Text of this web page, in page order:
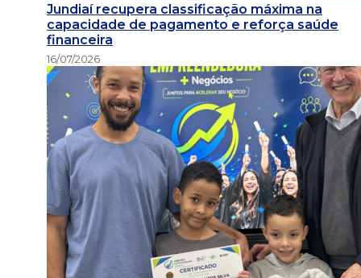
Jundiaí recupera classificação máxima na
capacidade de pagamento e reforça saúde
financeira
16/07/2026